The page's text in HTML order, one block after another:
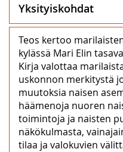
Yksityiskohdat
Teos kertoo
kylässä Mari Elin
Kirja valottaa
uskonnon merkitystä
muutoksia naisen
häämenoja nuoren
toimintoja ja naisten
näkökulmasta,
tilaa ja valokuvien